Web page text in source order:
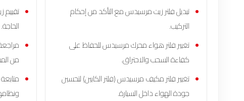
تبديل فلتر زيت مرسيدس مع التأكد من إحكام
التركيب.
تغيير فلتر هواء محرك مرسيدس للحفاظ على
كفاءة السحب والاحتراق.
تغيير فلتر مكيف مرسيدس (فلتر الكابين) لتحسين
جودة الهواء داخل السيارة.
الحاجة.
من